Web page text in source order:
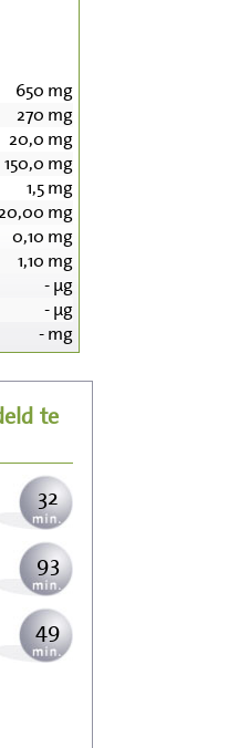
650 mg
270 mg
20,0 mg
150,0 mg
1,5mg
mg
0,10 mg
1,10 mg
-µg
-µg
-mg
te
337
82
32
93
49